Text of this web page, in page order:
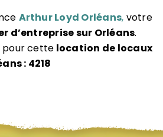
Arthur Loyd Orléans, votre
d’entreprise sur Orléans.
pour cette location de locaux
: 4218